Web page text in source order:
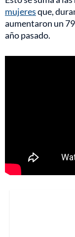
mujeresque,
aumentaron un
año pasado.